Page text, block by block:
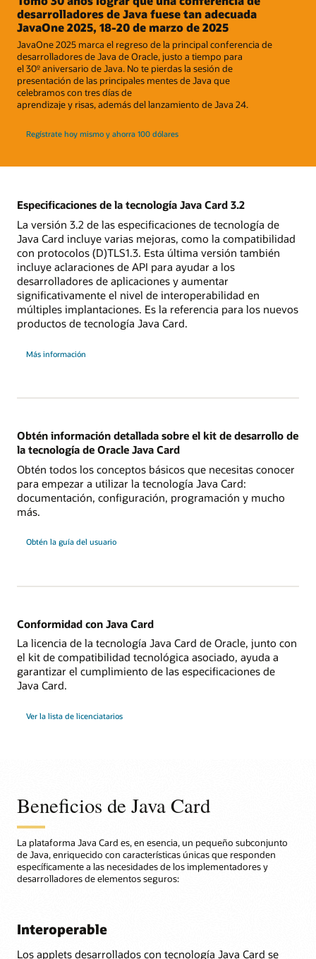
desarrolladores de Java fuese tan adecuada
JavaOne 2025, 18-20 de marzo de 2025
JavaOne 2025 marca el regreso de la principal conferencia de
desarrolladores de Java de Oracle, justo a tiempo para
el 30º aniversario de Java. No te pierdas la sesión de
presentación de las principales mentes de Java que
celebramos con tres días de
aprendizaje y risas, además del lanzamiento de Java 24.
Regístrate hoy mismo y ahorra 100 dólares
Especificaciones de la tecnología Java Card 3.2
La versión 3.2 de las especificaciones de tecnología de
Java Card incluye varias mejoras, como la compatibilidad
con protocolos (D)TLS1.3. Esta última versión también
incluye aclaraciones de API para ayudar a los
desarrolladores de aplicaciones y aumentar
significativamente el nivel de interoperabilidad en
múltiples implantaciones. Es la referencia para los nuevos
productos de tecnología Java Card.
Más información
Obtén información detallada sobre el kit de desarrollo de
la tecnología de Oracle Java Card
Obtén todos los conceptos básicos que necesitas conocer
para empezar a utilizar la tecnología Java Card:
documentación, configuración, programación y mucho
más.
Obtén la guía del usuario
Conformidad con Java Card
La licencia de la tecnología Java Card de Oracle, junto con
el kit de compatibilidad tecnológica asociado, ayuda a
garantizar el cumplimiento de las especificaciones de
Java Card.
Ver la lista de licenciatarios
Beneficios de Java Card
La plataforma Java Card es, en esencia, un pequeño subconjunto
de Java, enriquecido con características únicas que responden
específicamente a las necesidades de los implementadores y
desarrolladores de elementos seguros:
Interoperable
Los applets desarrollados con tecnología Java Card se